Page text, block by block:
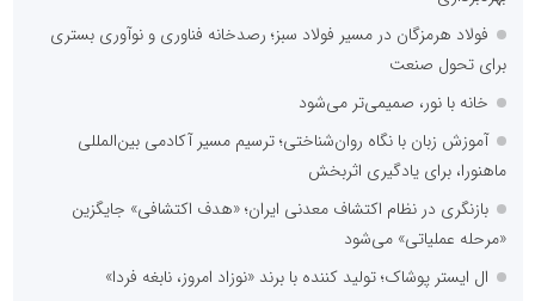
فولاد هرمزگان در مسیر فولاد سبز؛ رصدخانه فناوری و نوآوری بستری
برای تحول صنعت
خانه با نور، صمیمی‌تر می‌شود
آموزش زبان با نگاه روان‌شناختی؛ ترسیم مسیر آکادمی بین‌المللی
ماهنورا، برای یادگیری اثربخش
بازنگری در نظام اکتشاف معدنی ایران؛ «هدف اکتشافی» جایگزین
«مرحله عملیاتی» می‌شود
ال ایستر پوشاک؛ تولید کننده با برند «نوزاد امروز، نابغه فردا»